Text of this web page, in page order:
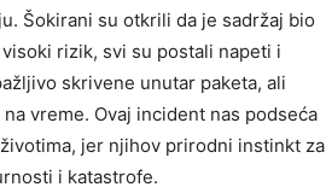
Šokirani su otkrili da je sadržaj bio
rizik, svi su postali napeti i
skrivene unutar paketa, ali
vreme. Ovaj incident nas podseća
jer njihov prirodni instinkt za
i katastrofe.